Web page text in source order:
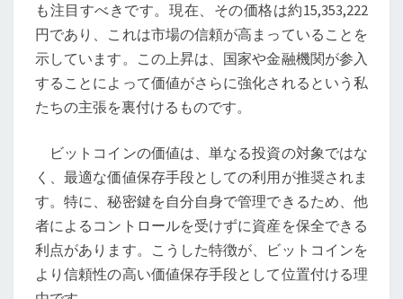
要
な
一
歩
も注目すべきです。現在、その価格は約15,353,222
円であり、これは市場の信頼が高まっていることを
示しています。この上昇は、国家や金融機関が参入
することによって価値がさらに強化されるという私
たちの主張を裏付けるものです。
ビットコインの価値は、単なる投資の対象ではな
く、最適な価値保存手段としての利用が推奨されま
す。特に、秘密鍵を自分自身で管理できるため、他
者によるコントロールを受けずに資産を保全できる
利点があります。こうした特徴が、ビットコインを
より信頼性の高い価値保存手段として位置付ける理